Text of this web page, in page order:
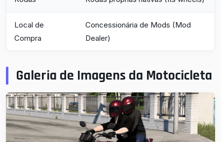
Local de
Compra
Concessionária de Mods (Mod
Dealer)
Galeria de Imagens da Motocicleta